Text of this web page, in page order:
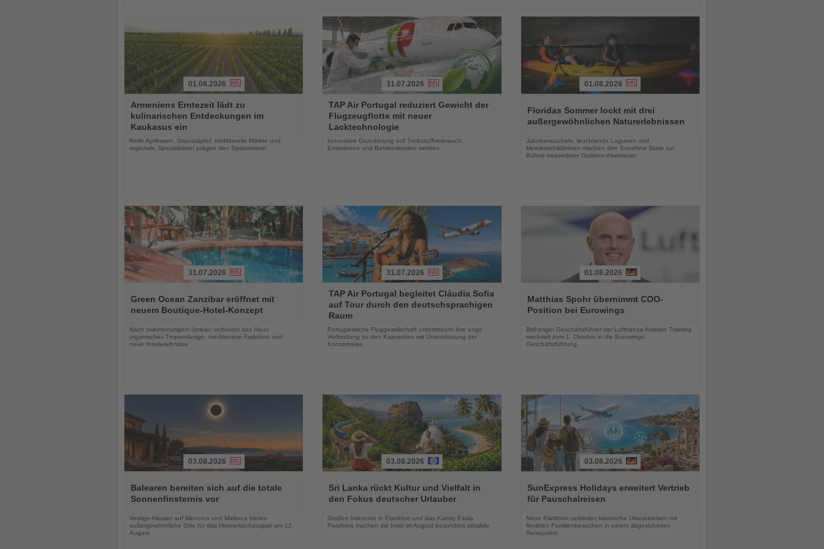
Sie
die
Nachrichten
01.08.2026
Armeniens Erntezeit lädt zu
kulinarischen Entdeckungen im
Kaukasus ein
Reife Aprikosen, Granatäpfel, traditionelle Märkte und
regionale Spezialitäten prägen den Spätsommer
Sie
die
Nachrichten
31.07.2026
TAP Air Portugal reduziert Gewicht der
Flugzeugflotte mit neuer
Lacktechnologie
Innovative Grundierung soll Treibstoffverbrauch,
Emissionen und Betriebskosten senken
Sie
die
Nachrichten
01.08.2026
Floridas Sommer lockt mit drei
außergewöhnlichen Naturerlebnissen
Jakobsmuscheln, leuchtende Lagunen und
Meeresschildkröten machen den Sunshine State zur
Bühne besonderer Outdoor-Abenteuer
Sie
die
31.07.2026
Green Ocean Zanzibar eröffnet mit
neuem Boutique-Hotel-Konzept
Nach zweimonatigem Umbau verbindet das Haus
organisches Tropendesign, mediterrane Farbtöne und
neue Inselerlebnisse
Sie
die
Nachrichten
31.07.2026
TAP Air Portugal begleitet Cláudia Sofia
auf Tour durch den deutschsprachigen
Raum
Portugiesische Fluggesellschaft unterstreicht ihre enge
Verbindung zu den Kapverden mit Unterstützung der
Konzertreise
Sie
die
01.08.2026
Matthias Spohr übernimmt COO-
Position bei Eurowings
Bisheriger Geschäftsführer der Lufthansa Aviation Training
wechselt zum 1. Oktober in die Eurowings-
Geschäftsführung
Sie
die
03.08.2026
Balearen bereiten sich auf die totale
Sonnenfinsternis vor
Vestige-Häuser auf Menorca und Mallorca bieten
außergewöhnliche Orte für das Himmelsschauspiel am 12.
August
Sie
die
03.08.2026
Sri Lanka rückt Kultur und Vielfalt in
den Fokus deutscher Urlauber
Großes Interesse in Frankfurt und das Kandy Esala
Perahera machen die Insel im August besonders attraktiv
Sie
die
03.08.2026
SunExpress Holidays erweitert Vertrieb
für Pauschalreisen
Neue Plattform verbindet klassische Urlaubsreisen mit
flexiblen Familienbesuchen in einem abgesicherten
Reisepaket